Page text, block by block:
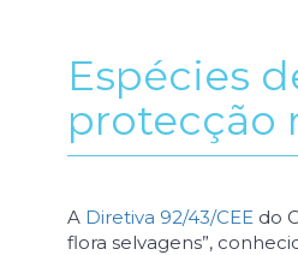
Espécies
protecção
A Diretiva 92/43/CEE do
flora selvagens”,